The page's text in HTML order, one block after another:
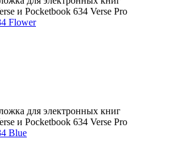
и Pocketbook 634 Verse Pro
Flower
для электронных книг
и Pocketbook 634 Verse Pro
Blue